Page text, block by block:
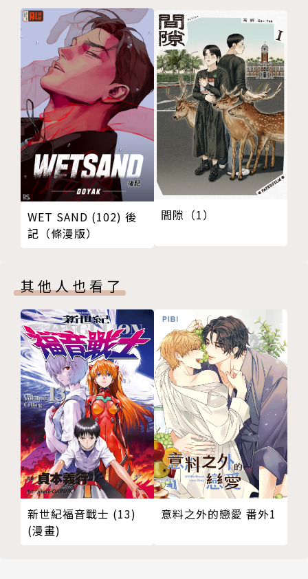
WET SAND (102) 後
記（條漫版）
間隙（1）
其他人也看了
新世紀福音戰士 (13)
(漫畫)
意料之外的戀愛 番外1